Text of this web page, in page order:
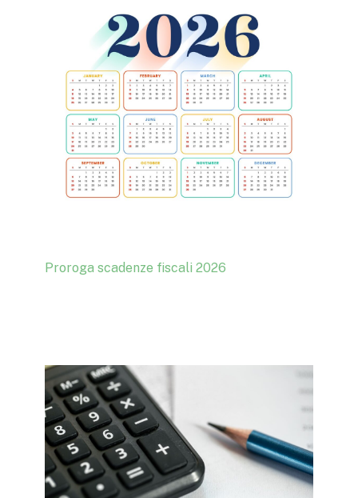
Proroga scadenze fiscali 2026